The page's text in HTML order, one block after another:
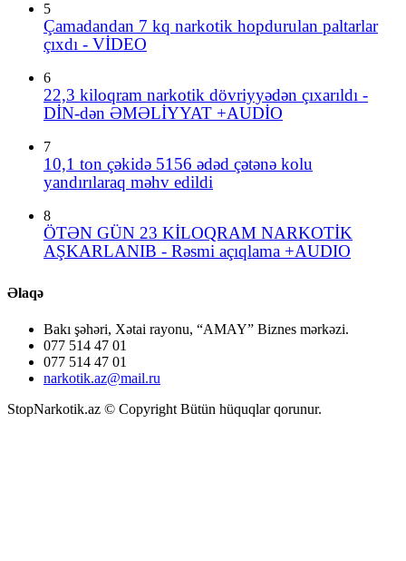
5
Çamadandan 7 kq narkotik hopdurulan paltarlar
çıxdı - VİDEO
6
22,3 kiloqram narkotik dövriyyədən çıxarıldı -
DİN-dən ƏMƏLİYYAT +AUDİO
7
10,1 ton çəkidə 5156 ədəd çətənə kolu
yandırılaraq məhv edildi
8
ÖTƏN GÜN 23 KİLOQRAM NARKOTİK
AŞKARLANIB - Rəsmi açıqlama +AUDIO
Əlaqə
Bakı şəhəri, Xətai rayonu, “AMAY” Biznes mərkəzi.
077 514 47 01
077 514 47 01
narkotik.az@mail.ru
StopNarkotik.az © Copyright Bütün hüquqlar qorunur.